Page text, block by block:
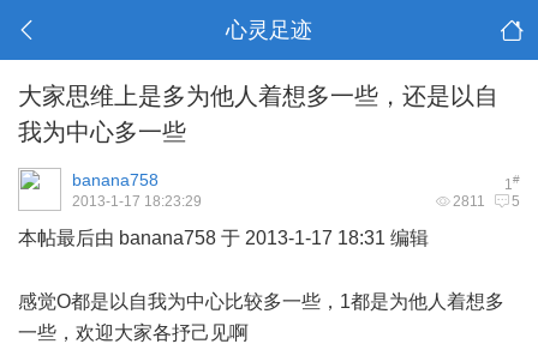
心灵足迹
大家思维上是多为他人着想多一些，还是以自
我为中心多一些
1#
banana758
2811 5
2013-1-17 18:23:29
本帖最后由 banana758 于 2013-1-17 18:31 编辑
感觉O都是以自我为中心比较多一些，1都是为他人着想多
一些，欢迎大家各抒己见啊